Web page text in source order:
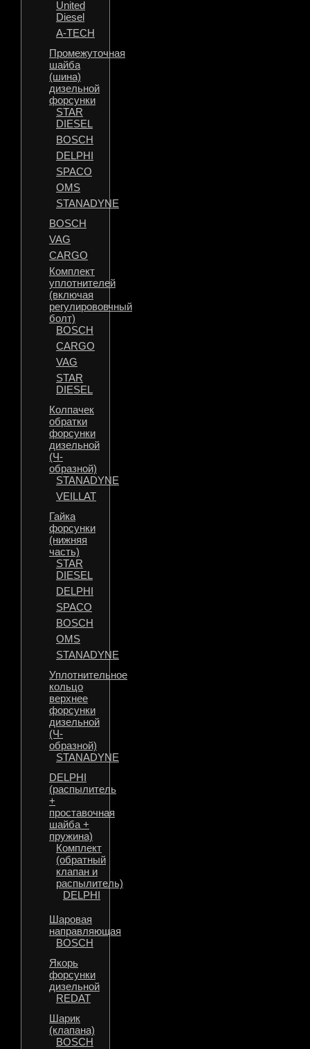
United
Diesel
A-TECH
Промежуточная
шайба
(шина)
дизельной
форсунки
STAR
DIESEL
BOSCH
DELPHI
SPACO
OMS
STANADYNE
BOSCH
VAG
CARGO
Комплект
уплотнителей
(включая
регулирововчный
болт)
BOSCH
CARGO
VAG
STAR
DIESEL
Колпачек
обратки
форсунки
дизельной
(Ч-
образной)
STANADYNE
VEILLAT
Гайка
форсунки
(нижняя
часть)
STAR
DIESEL
DELPHI
SPACO
BOSCH
OMS
STANADYNE
Уплотнительное
кольцо
верхнее
форсунки
дизельной
(Ч-
образной)
STANADYNE
DELPHI
(распылитель
+
проставочная
шайба +
пружина)
Комплект
(обратный
клапан и
распылитель)
DELPHI
Шаровая
направляющая
BOSCH
Якорь
форсунки
дизельной
REDAT
Шарик
(клапана)
BOSCH